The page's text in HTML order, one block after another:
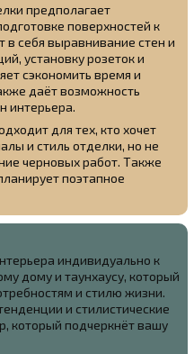
предполагает
поверхностей к
себя выравнивание стен и
установку розеток и
сэкономить время и
даёт возможность
интерьера.
для тех, кто хочет
и стиль отделки, но не
черновых работ. Также
поэтапное
индивидуально к
дому и таунхаусу, который
и стилю жизни.
и стилистические
который подчеркнёт вашу